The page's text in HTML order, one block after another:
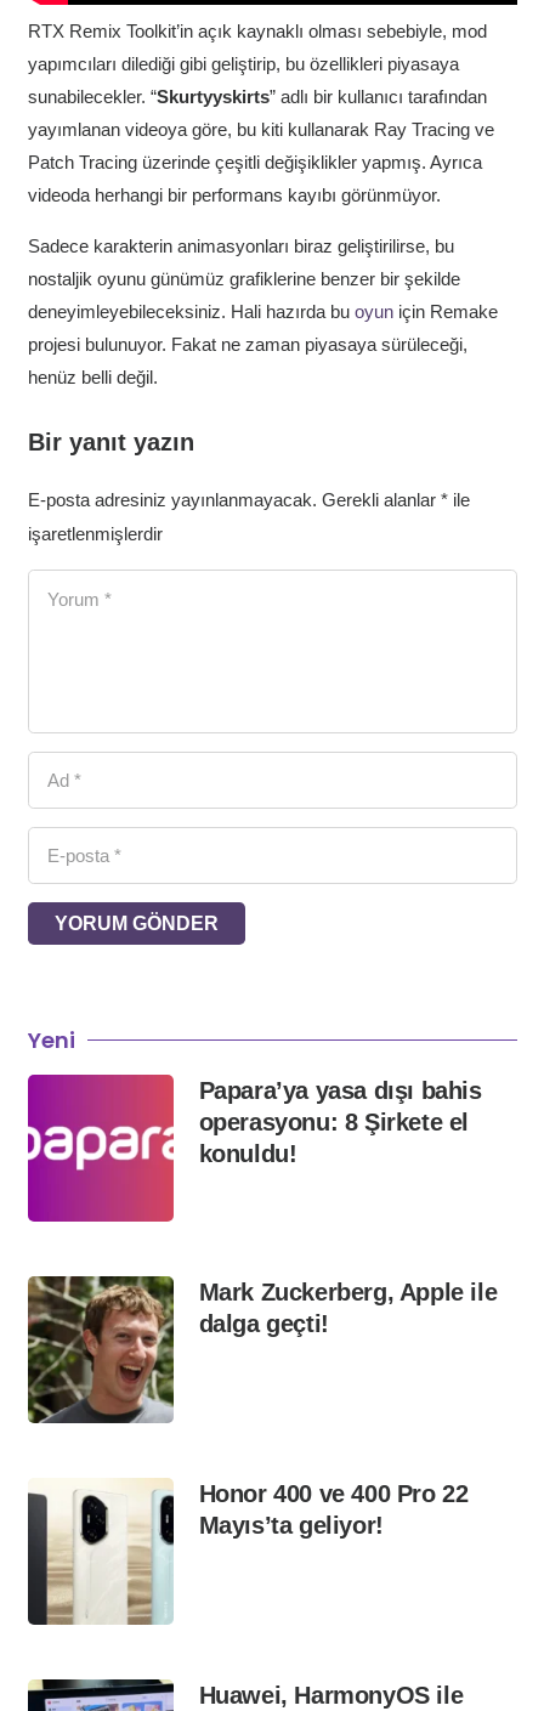
RTX Remix Toolkit’in açık kaynaklı olması sebebiyle, mod
yapımcıları dilediği gibi geliştirip, bu özellikleri piyasaya
sunabilecekler. “Skurtyyskirts” adlı bir kullanıcı tarafından
yayımlanan videoya göre, bu kiti kullanarak Ray Tracing ve
Patch Tracing üzerinde çeşitli değişiklikler yapmış. Ayrıca
videoda herhangi bir performans kayıbı görünmüyor.
Sadece karakterin animasyonları biraz geliştirilirse, bu
nostaljik oyunu günümüz grafiklerine benzer bir şekilde
deneyimleyebileceksiniz. Hali hazırda bu oyun için Remake
projesi bulunuyor. Fakat ne zaman piyasaya sürüleceği,
henüz belli değil.
Bir yanıt yazın
E-posta adresiniz yayınlanmayacak. Gerekli alanlar *ile
işaretlenmişlerdir
YORUM GÖNDER
Yeni
Papara’ya yasa dışı bahis
operasyonu: 8 Şirkete el
konuldu!
Mark Zuckerberg, Apple ile
dalga geçti!
Honor 400 ve 400 Pro 22
Mayıs’ta geliyor!
Huawei, HarmonyOS ile